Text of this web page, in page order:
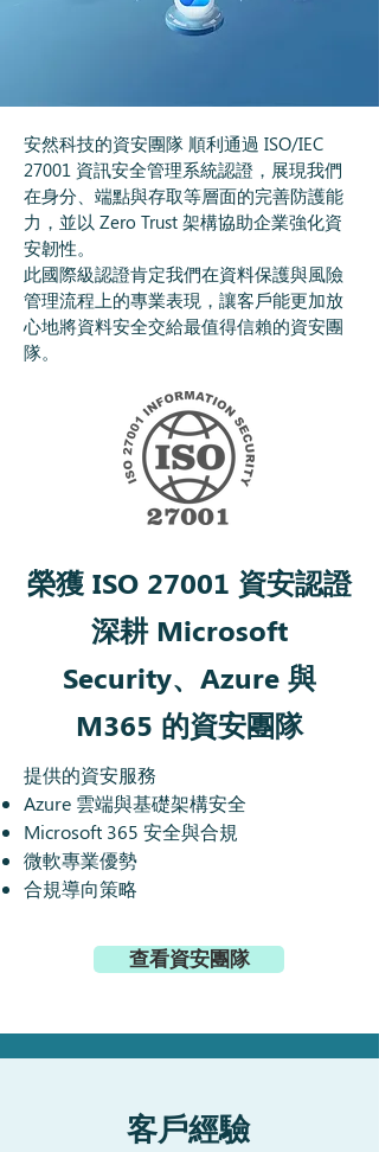
安然科技的資安團隊 順利通過 ISO/IEC
27001 資訊安全管理系統認證，展現我們
在身分、端點與存取等層面的完善防護能
力，並以 Zero Trust 架構協助企業強化資
安韌性。
此國際級認證肯定我們在資料保護與風險
管理流程上的專業表現，讓客戶能更加放
心地將資料安全交給最值得信賴的資安團
隊。
榮獲 ISO 27001 資安認證
深耕 Microsoft
Security、Azure 與
M365 的資安團隊
提供的資安服務
Azure 雲端與基礎架構安全
Microsoft 365 安全與合規
微軟專業優勢
合規導向策略
查看資安團隊
​客戶經驗